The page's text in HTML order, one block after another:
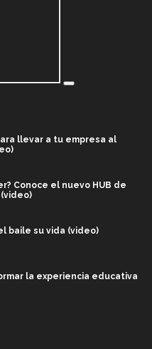
llevar a tu empresa al
Conoce el nuevo HUB de
baile su vida (video)
la experiencia educativa